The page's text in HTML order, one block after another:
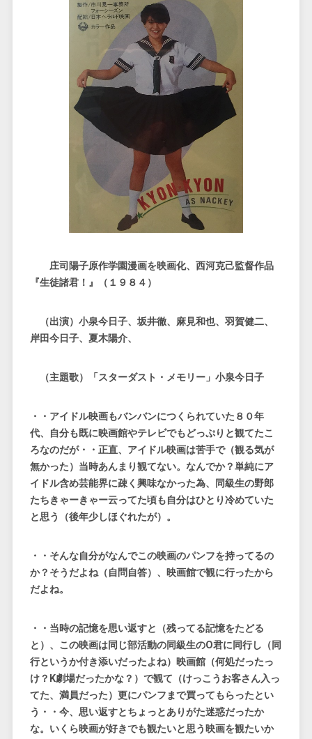
庄司陽子原作学園漫画を映画化、西河克己監督作品
『生徒諸君！』（１９８４）
（出演）小泉今日子、坂井徹、麻見和也、羽賀健二、
岸田今日子、夏木陽介、
（主題歌）「スターダスト・メモリー」小泉今日子
・・アイドル映画もバンバンにつくられていた８０年
代、自分も既に映画館やテレビでもどっぷりと観てたこ
ろなのだが・・正直、アイドル映画は苦手で（観る気が
無かった）当時あんまり観てない。なんでか？単純にア
イドル含め芸能界に疎く興味なかった為、同級生の野郎
たちきゃーきゃー云ってた頃も自分はひとり冷めていた
と思う（後年少しほぐれたが）。
・・そんな自分がなんでこの映画のパンフを持ってるの
か？ そうだよね（自問自答）、映画館で観に行ったから
だよね。
・・当時の記憶を思い返すと（残ってる記憶をたどる
と）、この映画は同じ部活動の同級生のO君に同行し（同
行というか付き添いだったよね）映画館（何処だったっ
け？K劇場だったかな？）で観て（けっこうお客さん入っ
てた、満員だった）更にパンフまで買ってもらったとい
う・・今、思い返すとちょっとありがた迷惑だったか
な。いくら映画が好きでも観たいと思う映画を観たいか